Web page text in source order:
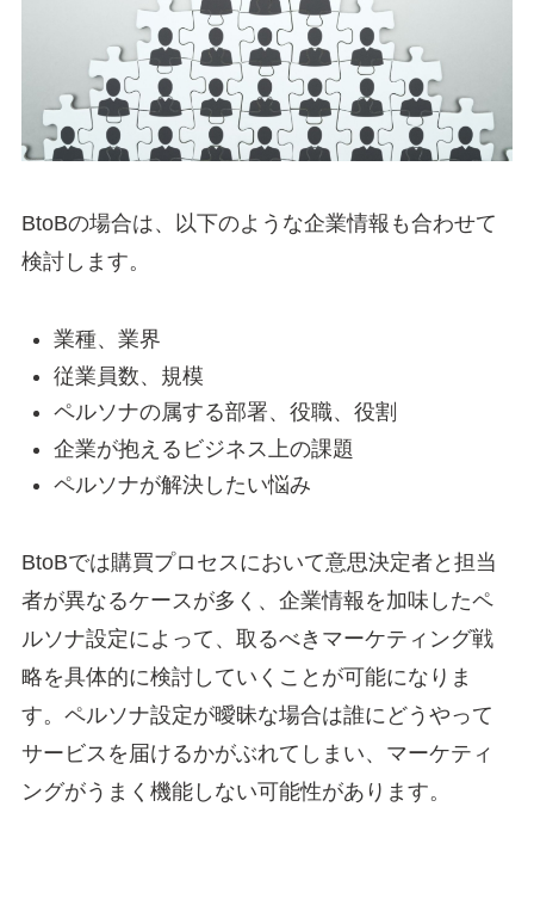
BtoBの場合は、以下のような企業情報も合わせて
検討します。
業種、業界
従業員数、規模
ペルソナの属する部署、役職、役割
企業が抱えるビジネス上の課題
ペルソナが解決したい悩み
BtoBでは購買プロセスにおいて意思決定者と担当
者が異なるケースが多く、企業情報を加味したペ
ルソナ設定によって、取るべきマーケティング戦
略を具体的に検討していくことが可能になりま
す。ペルソナ設定が曖昧な場合は誰にどうやって
サービスを届けるかがぶれてしまい、マーケティ
ングがうまく機能しない可能性があります。